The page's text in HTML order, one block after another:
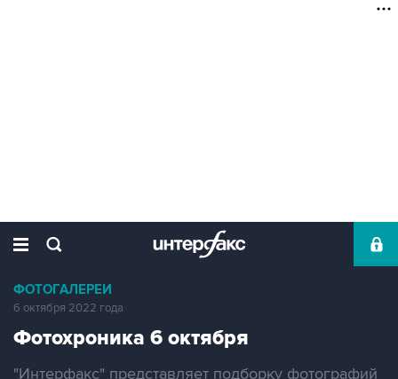
ФОТОГАЛЕРЕИ
6 октября 2022 года
Фотохроника 6 октября
"Интерфакс" представляет подборку фотографий